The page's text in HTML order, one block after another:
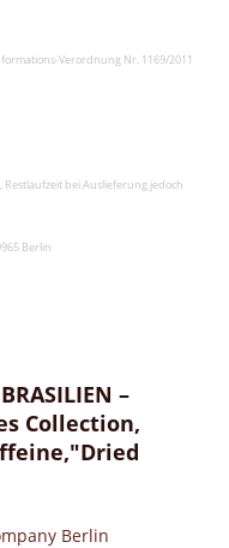
Verordnung Nr. 1169/2011
bei Auslieferung jedoch
Berlin
–
Collection,
Berlin